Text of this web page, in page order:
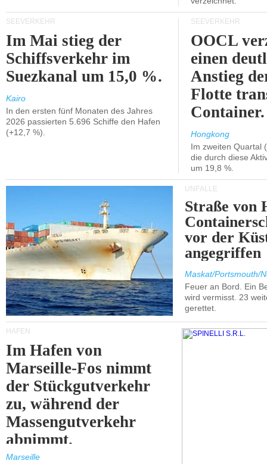
SEEVERKEHR
Im Mai stieg der
Schiffsverkehr im
Suezkanal um 15,0 %.
Kairo
In den ersten fünf Monaten des Jahres
2026 passierten 5.696 Schiffe den Hafen
(+12,7 %).
SEEVERKEHR
OOCL
einen
Anstieg
Flotte
Container.
Hongkong
Im zweiten Quartal
die durch diese
um 19,8 %.
UNFÄLLE
Straße von
vor der
angegriffen
Maskat/Portsmouth/
Feuer an Bord. Ein
wird vermisst. 23
gerettet.
HÄFEN
Im Hafen von
Marseille-Fos nimmt
der Stückgutverkehr
zu, während der
Massengutverkehr
abnimmt.
Marseille